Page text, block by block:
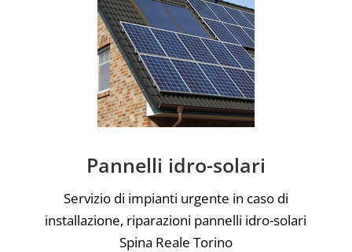
Pannelli idro-solari
Servizio di impianti urgente in caso di
installazione, riparazioni pannelli idro-solari
Spina Reale Torino